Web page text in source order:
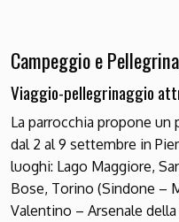
Campeggio e
Viaggio-pellegrinaggio
La parrocchia propone
dal 2 al 9 settembre in
luoghi: Lago Maggiore,
Bose, Torino (Sindone –
Valentino – Arsenale